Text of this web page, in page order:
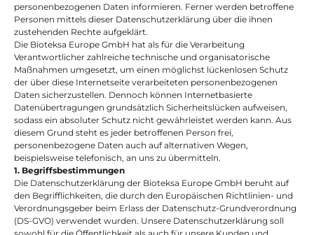
personenbezogenen Daten informieren. Ferner werden betroffene
Personen mittels dieser Datenschutzerklärung über die ihnen
zustehenden Rechte aufgeklärt.
Die Bioteksa Europe GmbH hat als für die Verarbeitung
Verantwortlicher zahlreiche technische und organisatorische
Maßnahmen umgesetzt, um einen möglichst lückenlosen Schutz
der über diese Internetseite verarbeiteten personenbezogenen
Daten sicherzustellen. Dennoch können Internetbasierte
Datenübertragungen grundsätzlich Sicherheitslücken aufweisen,
sodass ein absoluter Schutz nicht gewährleistet werden kann. Aus
diesem Grund steht es jeder betroffenen Person frei,
personenbezogene Daten auch auf alternativen Wegen,
beispielsweise telefonisch, an uns zu übermitteln.
1. Begriffsbestimmungen
Die Datenschutzerklärung der Bioteksa Europe GmbH beruht auf
den Begrifflichkeiten, die durch den Europäischen Richtlinien- und
Verordnungsgeber beim Erlass der Datenschutz-Grundverordnung
(DS-GVO) verwendet wurden. Unsere Datenschutzerklärung soll